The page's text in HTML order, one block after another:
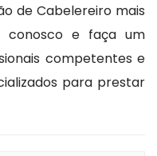
de Cabelereiro mais
conosco e faça um
competentes e
para prestar